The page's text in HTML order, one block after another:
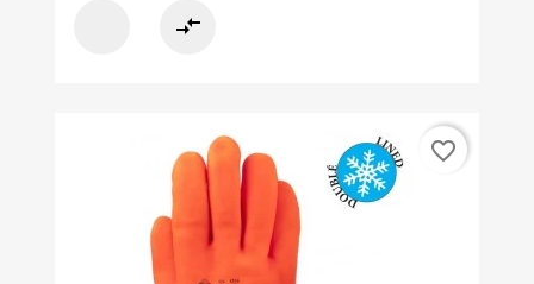
compare_arrows
favorite_border